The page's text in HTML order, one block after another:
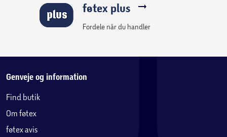
føtex plus
Fordele når du handler
Genveje og information
Find butik
Om føtex
føtex avis